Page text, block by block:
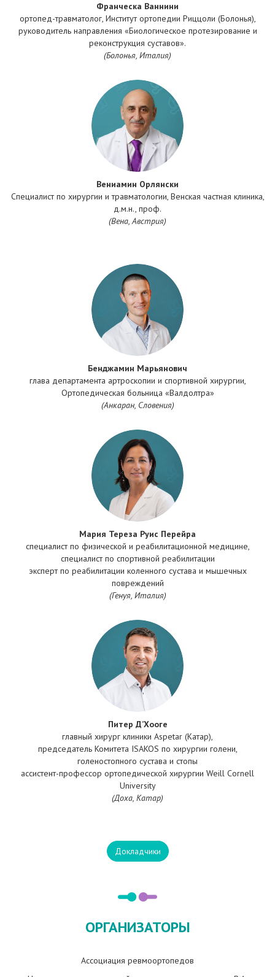
Франческа Ваннини
ортопед-травматолог, Институт ортопедии Риццоли (Болонья),
руководитель направления «Биологическое протезирование и
реконструкция суставов».
(Болонья, Италия)
Вениамин Орлянски
Специалист по хирургии и травматологии, Венская частная клиника,
д.м.н., проф.
(Вена, Австрия)
Бенджамин Марьянович
глава департамента артроскопии и спортивной хирургии,
Ортопедическая больница «Валдолтра»
(Анкаран, Словения)
Мария Тереза Руис Перейра
специалист по физической и реабилитационной медицине,
специалист по спортивной реабилитации
эксперт по реабилитации коленного сустава и мышечных
повреждений
(Генуя, Италия)
Питер Д’Хооге
главный хирург клиники Aspetar (Катар),
председатель Комитета ISAKOS по хирургии голени,
голеностопного сустава и стопы
ассистент-профессор ортопедической хирургии Weill Cornell
University
(Доха, Катар)
Докладчики
ОРГАНИЗАТОРЫ
Ассоциация ревмоортопедов